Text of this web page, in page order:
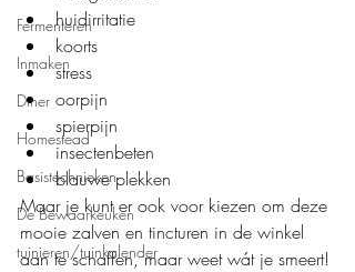
Fermenteren
Inmaken
Diner
Homestead
Basistechnieken
De Bewaarkeuken
tuinieren/tuinkalender
huidirritatie
koorts
stress
oorpijn
spierpijn
insectenbeten
blauwe plekken
Maar je kunt er ook voor kiezen om deze
mooie zalven en tincturen in de winkel
aan te schaffen, maar weet wát je smeert!